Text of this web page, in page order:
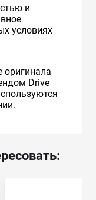
и
условиях
оригинала
Drive